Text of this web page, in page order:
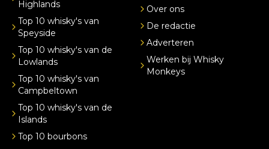
Highlands
Top 10 whisky's van
Speyside
Top 10 whisky's van de
Lowlands
Top 10 whisky's van
Campbeltown
Top 10 whisky's van de
Islands
Top 10 bourbons
Over ons
De redactie
Adverteren
Werken bij Whisky
Monkeys